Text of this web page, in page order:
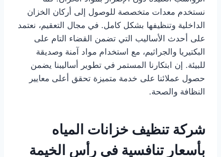
نستخدم معدات متخصصة للوصول إلى أركان الخزان
الداخلية وتنظيفها بشكل كامل. في مجال التعقيم، نعتمد
على أحدث الأساليب التي تضمن القضاء التام على
البكتيريا والجراثيم، مع استخدام مواد آمنة وصديقة
للبيئة. إن ابتكارنا المستمر في تطوير أساليبنا يضمن
حصول عملائنا على خدمة متميزة تحقق أعلى معايير
النظافة والصحة.
شركة تنظيف خزانات المياه
بأسعار تنافسية في رأس الخيمة